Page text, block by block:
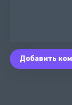
Добавить